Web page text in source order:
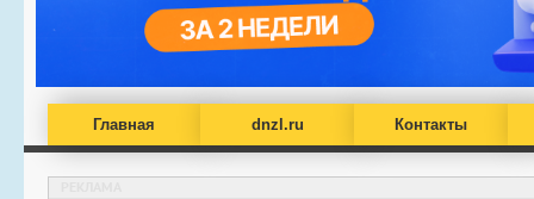
Главная dnzl.ru Контакты